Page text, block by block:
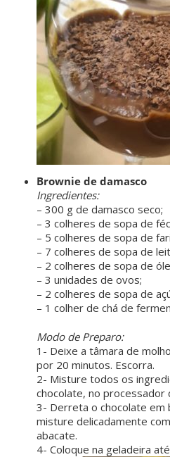
Brownie de damasco
Ingredientes:
– 300 g de damasco seco;
– 3 colheres de sopa de
– 5 colheres de sopa de
– 7 colheres de sopa de
– 2 colheres de sopa de
– 3 unidades de ovos;
– 2 colheres de sopa de
– 1 colher de chá de
Modo de Preparo:
1- Deixe a tâmara de
por 20 minutos. Escorra.
2- Misture todos os
chocolate, no processador
3- Derreta o chocolate em
misture delicadamente
abacate.
4- Coloque na geladeira